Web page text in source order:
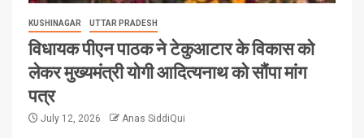
KUSHINAGAR UTTAR PRADESH
विधायक पीएन पाठक ने टेकुआटार के विकास को
लेकर मुख्यमंत्री योगी आदित्यनाथ को सौंपा मांग
पत्र
July 12, 2026 Anas SiddiQui